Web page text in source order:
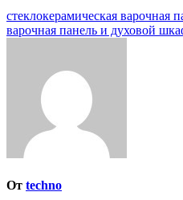
Навигация
по
стеклокерамическая варочная
варочная панель и духовой
От techno